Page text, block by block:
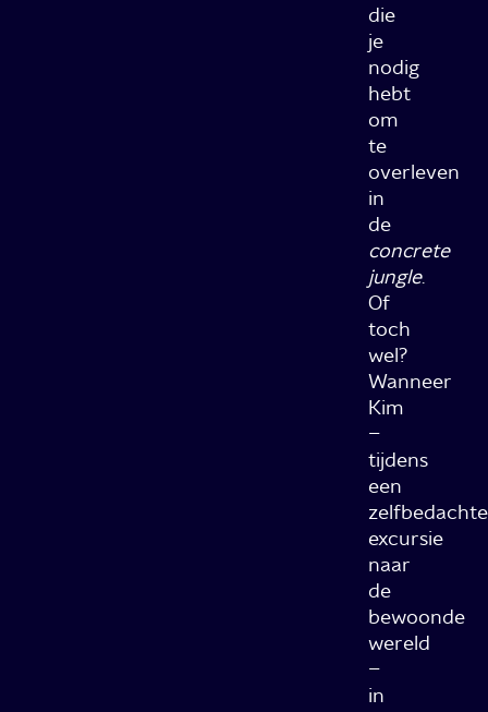
die
je
nodig
hebt
om
te
overleven
in
de
concrete
jungle.
Of
toch
wel?
Wanneer
Kim
–
tijdens
een
zelfbedachte
excursie
naar
de
bewoonde
wereld
–
in